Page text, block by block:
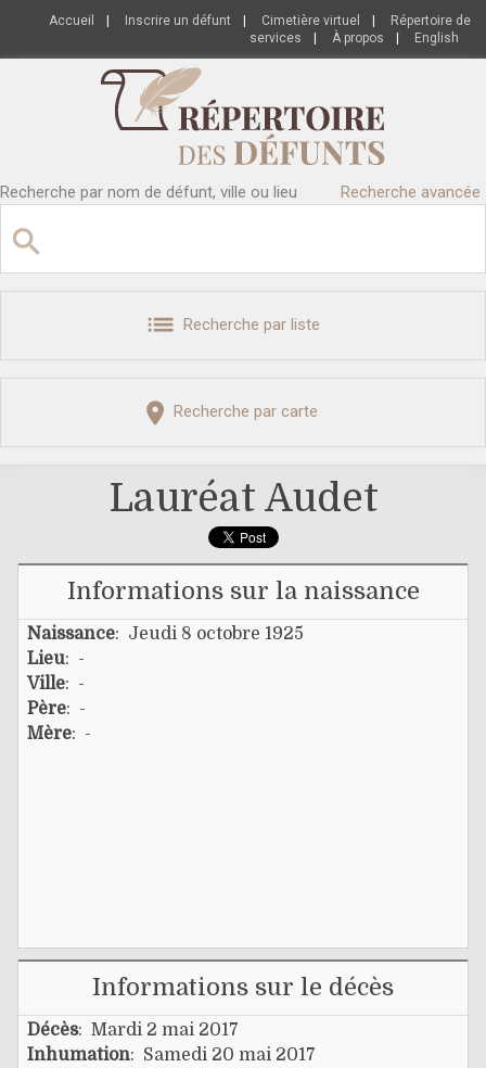
Accueil Inscrire un défunt Cimetière virtuel
Répertoire de
services
À propos English
Recherche par nom de défunt, ville ou lieu Recherche avancée
Recherche par liste
Recherche par carte
Lauréat Audet
Informations sur la naissance
Naissance: Jeudi 8 octobre 1925
Lieu: -
Ville: -
Père: -
Mère: -
Informations sur le décès
Décès: Mardi 2 mai 2017
Inhumation: Samedi 20 mai 2017